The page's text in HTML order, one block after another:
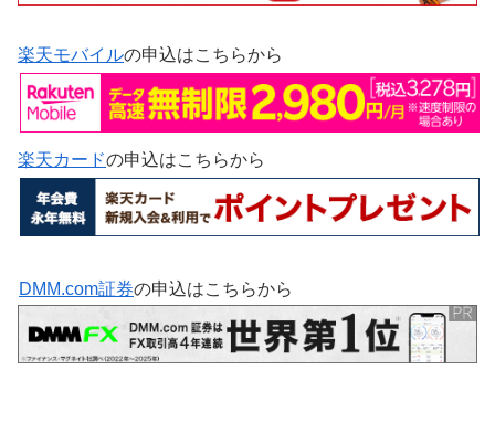
楽天モバイルの申込はこちらから
楽天カードの申込はこちらから
DMM.com証券の申込はこちらから